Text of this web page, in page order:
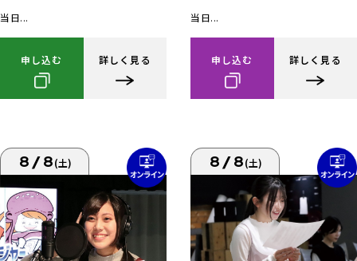
当日...
申し込む 詳しく見る
当日...
申し込む 詳しく見る
8/8(土) 8/8(土)